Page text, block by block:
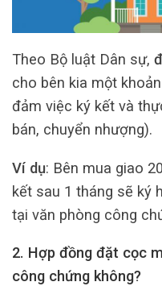
Theo Bộ luật Dân sự,
cho bên kia một
đảm việc ký kết và
bán, chuyển nhượng).
Ví dụ: Bên mua giao
kết sau 1 tháng sẽ ký
tại văn phòng công
2. Hợp đồng đặt cọc
công chứng không?